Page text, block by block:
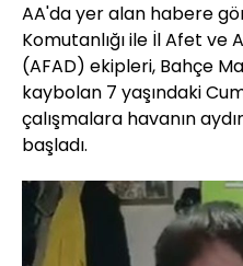
AA'da yer alan habere
Komutanlığı ile İl Afet ve
(AFAD) ekipleri, Bahçe
kaybolan 7 yaşındaki
çalışmalara havanın
başladı.